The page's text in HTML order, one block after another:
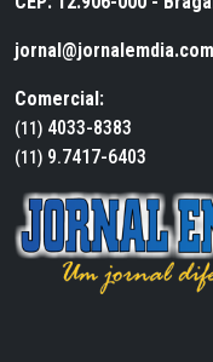
Comercial:
(11) 4033-8383
(11) 9.7417-6403